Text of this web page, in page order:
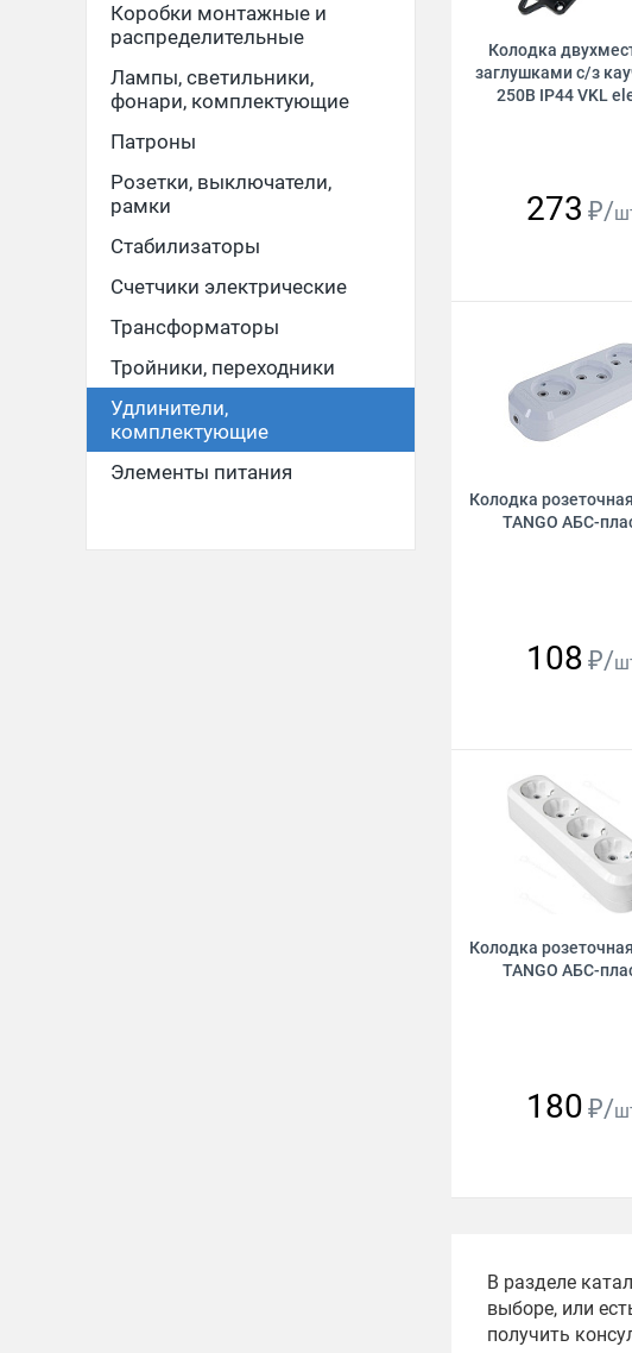
Коробки монтажные и
распределительные
Лампы, светильники,
фонари, комплектующие
Патроны
Розетки, выключатели,
рамки
Стабилизаторы
Счетчики электрические
Трансформаторы
Тройники, переходники
Удлинители,
комплектующие
Элементы питания
Колодка
заглушками с/з
250В IР44 VKL
273 ₽/
Колодка
TANGO АБС-
108 ₽/
Колодка
TANGO АБС-
180 ₽/
В разделе
выборе, или
получить